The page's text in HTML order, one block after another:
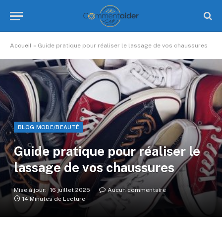
Accueil » Guide pratique pour réaliser le lassage de vos chaussures
BLOG MODE/BEAUTÉ
Guide pratique pour réaliser le
lassage de vos chaussures
Mise à jour: 16 juillet 2025
Aucun commentaire
14 Minutes de Lecture